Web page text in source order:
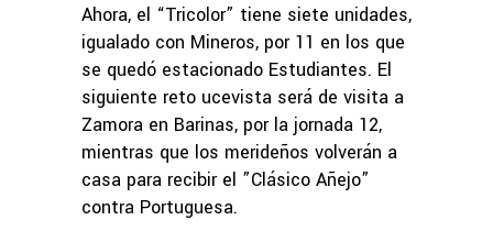
Ahora, el “Tricolor” tiene siete unidades,
igualado con Mineros, por 11 en los que
se quedó estacionado Estudiantes. El
siguiente reto ucevista será de visita a
Zamora en Barinas, por la jornada 12,
mientras que los merideños volverán a
casa para recibir el ”Clásico Añejo”
contra Portuguesa.